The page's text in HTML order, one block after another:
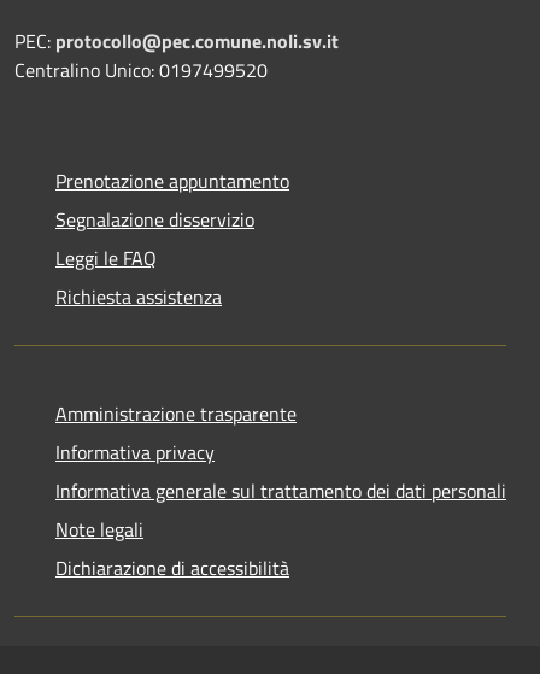
PEC: protocollo@pec.comune.noli.sv.it
Centralino Unico: 0197499520
Prenotazione appuntamento
Segnalazione disservizio
Leggi le FAQ
Richiesta assistenza
Amministrazione trasparente
Informativa privacy
Informativa generale sul trattamento dei dati personali
Note legali
Dichiarazione di accessibilità